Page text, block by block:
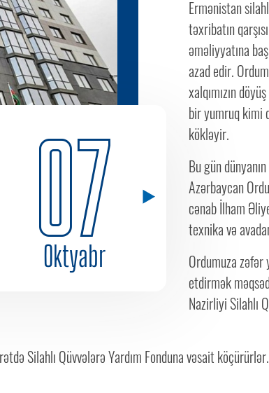
07
Oktyabr
Ermənistan
təxribatın
əməliyyatına
azad edir.
xalqımızın
bir yumruq kimi
kökləyir.
Bu gün
Azərbaycan
cənab İlham
texnika və
Ordumuza
etdirmək
Nazirliyi Silahlı
Silahlı Qüvvələrə Yardım Fonduna vəsait köçürürlər.